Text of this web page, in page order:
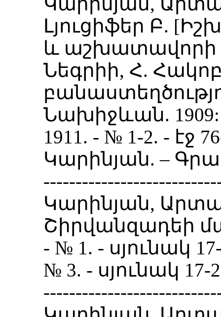
Լյուցիֆեր Բ.
և
Նեգրիի, Հ.
Նախիջևան.
1911. - № 1-2. - էջ
Կարինյան. –
Կարինյան,
Շիրվանզադեի
- № 1. - սյունակ
№ 3. - սյունակ 17-